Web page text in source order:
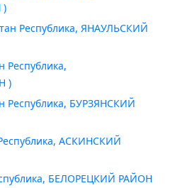
)
Республика, ЯНАУЛЬСКИЙ
Республика,
)
Республика, БУРЗЯНСКИЙ
АСКИНСКИЙ
БЕЛОРЕЦКИЙ РАЙОН